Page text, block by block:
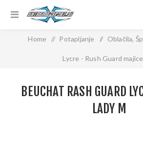
Home / Potapljanje / Oblačila,
Lycre - Rush Guard majice
BEUCHAT RASH GUARD
LADY M